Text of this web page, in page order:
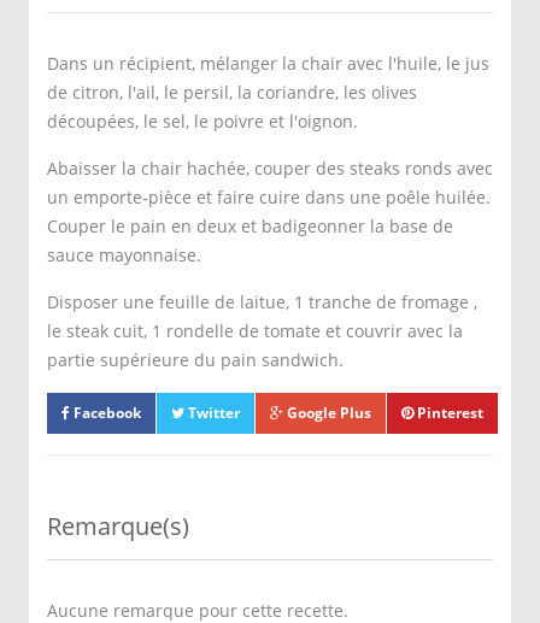
Dans un récipient, mélanger la chair avec l'huile, le jus
de citron, l'ail, le persil, la coriandre, les olives
découpées, le sel, le poivre et l'oignon.
Abaisser la chair hachée, couper des steaks ronds avec
un emporte-pièce et faire cuire dans une poêle huilée.
Couper le pain en deux et badigeonner la base de
sauce mayonnaise.
Disposer une feuille de laitue, 1 tranche de fromage ,
le steak cuit, 1 rondelle de tomate et couvrir avec la
partie supérieure du pain sandwich.
Facebook Twitter Google Plus Pinterest
Remarque(s)
Aucune remarque pour cette recette.